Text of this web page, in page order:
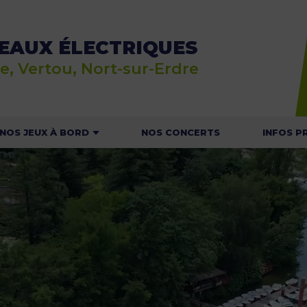
ÉLECTRIQUES
Vertou, Nort-sur-Erdre
NOS JEUX À BORD
JEU RALLYE NAUTIC
JEU DU MOUSSAILLON
NOS CONCERTS INFOS
NOS